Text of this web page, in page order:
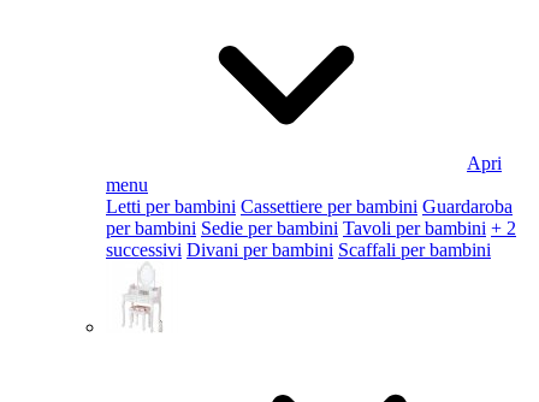
Apri
menu
Letti per bambini Cassettiere per bambini Guardaroba
per bambini Sedie per bambini Tavoli per bambini + 2
successivi Divani per bambini Scaffali per bambini